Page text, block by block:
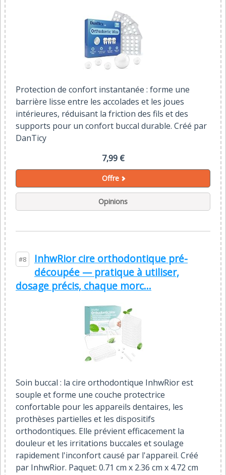
Protection de confort instantanée : forme une
barrière lisse entre les accolades et les joues
intérieures, réduisant la friction des fils et des
supports pour un confort buccal durable. Créé par
DanTicy
7,99 €
Offre
Opinions
#8
InhwRior cire orthodontique pré-
découpée — pratique à utiliser,
dosage précis, chaque morc...
Soin buccal : la cire orthodontique InhwRior est
souple et forme une couche protectrice
confortable pour les appareils dentaires, les
prothèses partielles et les dispositifs
orthodontiques. Elle prévient efficacement la
douleur et les irritations buccales et soulage
rapidement l'inconfort causé par l'appareil. Créé
par InhwRior. Paquet: 0.71 cm x 2.36 cm x 4.72 cm